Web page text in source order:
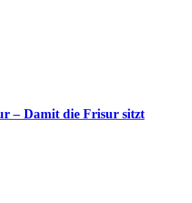
– Damit die Frisur sitzt